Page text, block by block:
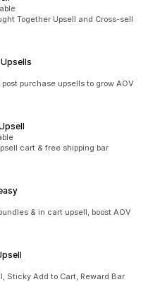
Together Upsell and Cross-sell
purchase upsells to grow AOV
cart & free shipping bar
& in cart upsell, boost AOV
Sticky Add to Cart, Reward Bar